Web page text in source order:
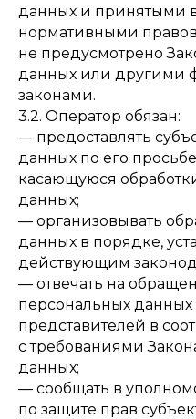
данных и принятыми
нормативными
не предусмотрено
данных или другими
законами.
3.2. Оператор обязан:
— предоставлять
данных по его
касающуюся
данных;
— организовывать
данных в порядке,
действующим
— отвечать на
персональных данных
представителей в
с требованиями
данных;
— сообщать в
по защите прав